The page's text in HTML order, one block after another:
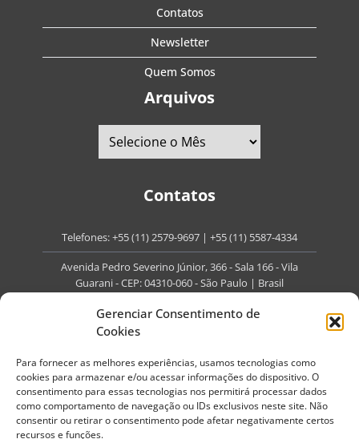
Gerenciar Consentimento de
Cookies
Para fornecer as melhores experiências, usamos tecnologias como
cookies para armazenar e/ou acessar informações do dispositivo. O
consentimento para essas tecnologias nos permitirá processar dados
como comportamento de navegação ou IDs exclusivos neste site. Não
consentir ou retirar o consentimento pode afetar negativamente certos
recursos e funções.
Contatos
Newsletter
Quem Somos
Arquivos
Contatos
Telefones:+55 (11) 2579-9697 | +55 (11) 5587-4334
Avenida Pedro Severino Júnior, 366 - Sala 166 - Vila
Guarani - CEP: 04310-060 - São Paulo | Brasil
contato@portaldoenvelhecimento.com.br
Redes Sociais